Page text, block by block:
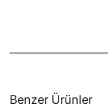
Özellikler
Ödeme Seçenekleri
Teslimat ve İade Koşulları
Benzer Ürünler